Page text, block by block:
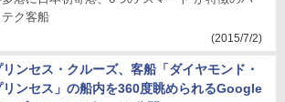
テク客船
(2015/7/2)
リンセス・クルーズ、客船「ダイヤモンド・
リンセス」の船内を360度眺められるGoogle